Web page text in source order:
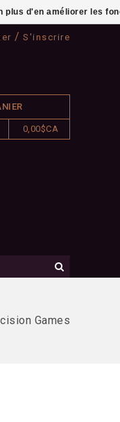
/ S'inscrire
0,00$CA
Games
plus d'en améliorer les